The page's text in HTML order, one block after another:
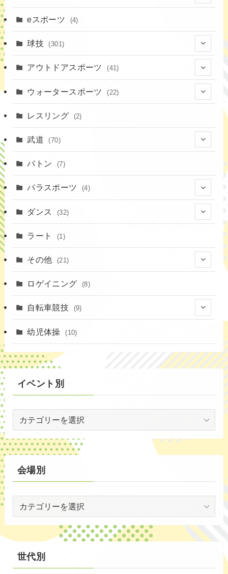
(16)
(37)
(18)
(3)
eスポーツ (4)
球技 (301)
(20)
(19)
(16)
(11)
(3)
(14)
(4)
(53)
(59)
(1)
(5)
(35)
アウトドアスポーツ (41)
(4)
(8)
ウォータースポーツ (22)
(7)
(15)
レスリング (2)
武道 (70)
(9)
(16)
バトン (7)
パラスポーツ (4)
ダンス (32)
(3)
(2)
ラート (1)
その他 (21)
(4)
ロゲイニング (8)
自転車競技 (9)
幼児体操 (10)
イベント別
ン
ト
別
会場別
別
世代別